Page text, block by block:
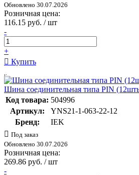
Обновлено 30.07.2026
Розничная цена:
116.15 руб. / шт
-
+
Купить
Шина соединительная типа PIN
Код товара: 504996
Артикул:
YNS21-1-063-22-12
Бренд:
IEK
Под заказ
Обновлено 30.07.2026
Розничная цена:
269.86 руб. / шт
-